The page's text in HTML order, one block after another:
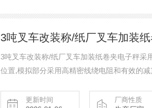
3吨叉车改装称/纸厂叉车加装
3吨叉车改装称/纸厂叉车加装纸卷夹电子秤采
位置,模拟部分采用高精密线绕电阻和有效的
10000分度之内。准确度越高秤的计量性能越
更新时间 厂商性质